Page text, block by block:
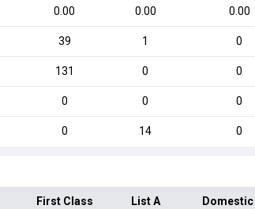
0.00 0.00 0.00
39 1 0
131 0 0
0 0 0
0 14 0
First Class List A